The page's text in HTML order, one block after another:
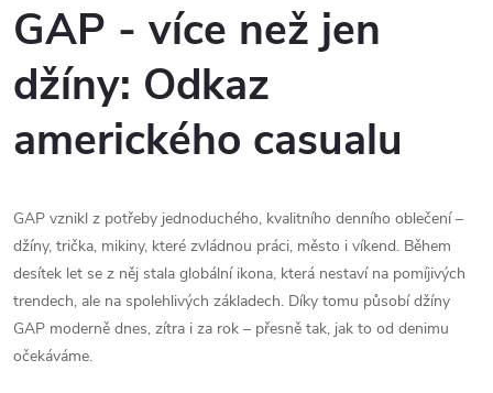
GAP - více než jen
džíny: Odkaz
amerického casualu
GAP vznikl z potřeby jednoduchého, kvalitního denního oblečení –
džíny, trička, mikiny, které zvládnou práci, město i víkend. Během
desítek let se z něj stala globální ikona, která nestaví na pomíjivých
trendech, ale na spolehlivých základech. Díky tomu působí džíny
GAP moderně dnes, zítra i za rok – přesně tak, jak to od denimu
očekáváme.